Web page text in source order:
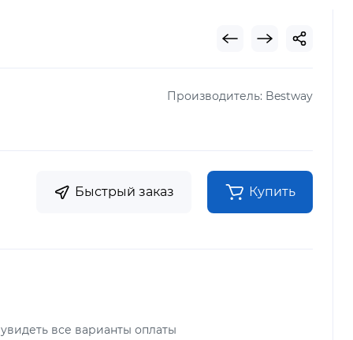
Производитель: Bestway
Быстрый заказ Купить
все варианты оплаты